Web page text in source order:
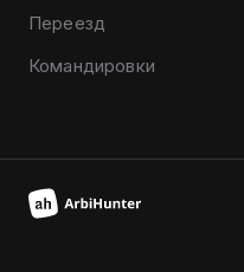
Переезд
Командировки